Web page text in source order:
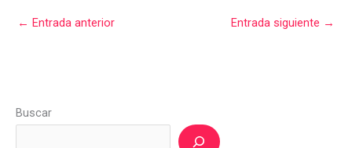
← Entrada anterior Entrada siguiente →
Buscar